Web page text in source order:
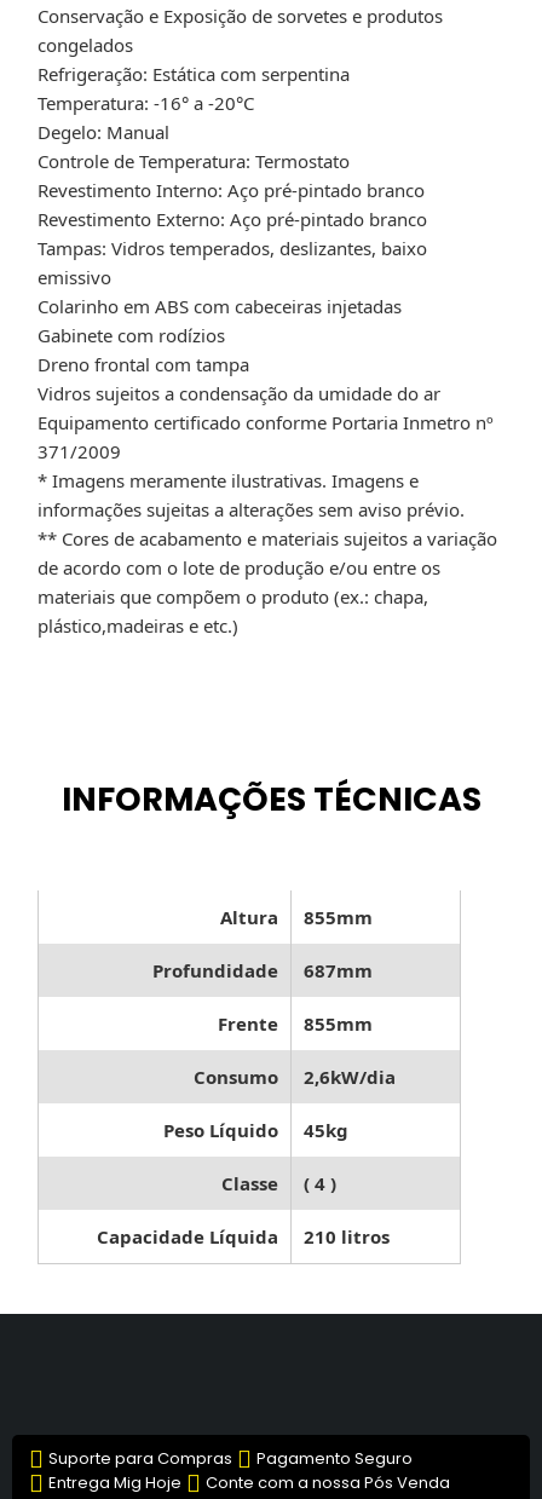
Conservação e Exposição de sorvetes e produtos
congelados
Refrigeração: Estática com serpentina
Temperatura: -16° a -20°C
Degelo: Manual
Controle de Temperatura: Termostato
Revestimento Interno: Aço pré-pintado branco
Revestimento Externo: Aço pré-pintado branco
Tampas: Vidros temperados, deslizantes, baixo
emissivo
Colarinho em ABS com cabeceiras injetadas
Gabinete com rodízios
Dreno frontal com tampa
Vidros sujeitos a condensação da umidade do ar
Equipamento certificado conforme Portaria Inmetro nº
371/2009
* Imagens meramente ilustrativas. Imagens e
informações sujeitas a alterações sem aviso prévio.
** Cores de acabamento e materiais sujeitos a variação
de acordo com o lote de produção e/ou entre os
materiais que compõem o produto (ex.: chapa,
plástico,madeiras e etc.)
INFORMAÇÕES TÉCNICAS
Altura 855mm
Profundidade 687mm
Frente 855mm
Consumo 2,6kW/dia
Peso Líquido 45kg
Classe ( 4 )
Capacidade Líquida 210 litros
Suporte para Compras
Pagamento Seguro
Entrega Mig Hoje
Conte com a nossa Pós Venda